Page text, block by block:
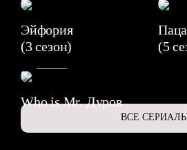
Эйфория
(3 сезон)
(5
Who is Mr. Дуров
ВСЕ